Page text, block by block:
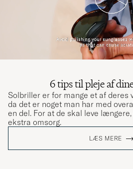
6 tips til pleje af
Solbriller er for mange et af deres
da det er noget man har med
en del. For at de skal leve
ekstra omsorg.
LÆS MERE